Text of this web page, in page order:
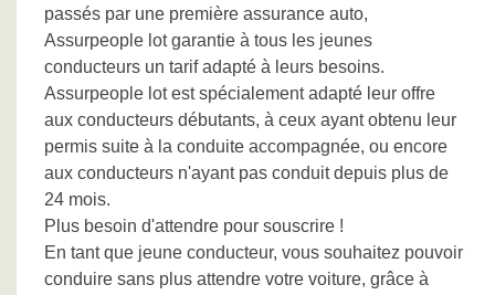
passés par une première assurance auto,
Assurpeople lot garantie à tous les jeunes
conducteurs un tarif adapté à leurs besoins.
Assurpeople lot est spécialement adapté leur offre
aux conducteurs débutants, à ceux ayant obtenu leur
permis suite à la conduite accompagnée, ou encore
aux conducteurs n'ayant pas conduit depuis plus de
24 mois.
Plus besoin d'attendre pour souscrire !
En tant que jeune conducteur, vous souhaitez pouvoir
conduire sans plus attendre votre voiture, grâce à